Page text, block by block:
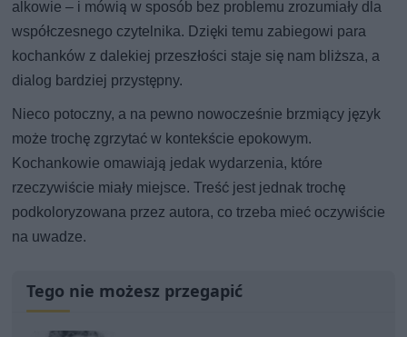
alkowie – i mówią w sposób bez problemu zrozumiały dla
współczesnego czytelnika. Dzięki temu zabiegowi para
kochanków z dalekiej przeszłości staje się nam bliższa, a
dialog bardziej przystępny.
Nieco potoczny, a na pewno nowocześnie brzmiący język
może trochę zgrzytać w kontekście epokowym.
Kochankowie omawiają jedak wydarzenia, które
rzeczywiście miały miejsce. Treść jest jednak trochę
podkoloryzowana przez autora, co trzeba mieć oczywiście
na uwadze.
Tego nie możesz przegapić